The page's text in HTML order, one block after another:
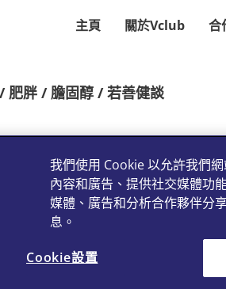
主頁 關於Vclub 合
肥胖 / 膽固醇 / 若善健談
迷思
我們使用 Cookie 以允許我們
內容和廣告、提供社交媒體功
媒體、廣告和分析合作夥伴分
息。
Cookie設置